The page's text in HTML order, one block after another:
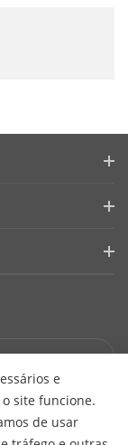
e
site funcione.
de usar